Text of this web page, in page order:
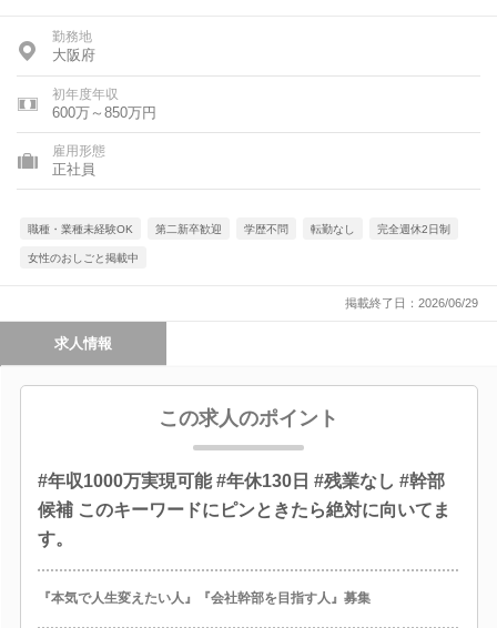
勤務地
大阪府
初年度年収
600万～850万円
雇用形態
正社員
職種・業種未経験OK 第二新卒歓迎 学歴不問 転勤なし 完全週休2日制
女性のおしごと掲載中
掲載終了日：2026/06/29
求人情報
この求人のポイント
#年収1000万実現可能 #年休130日 #残業なし #幹部
候補 このキーワードにピンときたら絶対に向いてま
す。
『本気で人生変えたい人』『会社幹部を目指す人』募集